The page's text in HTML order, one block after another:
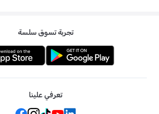
تجربة تسوق سلسة
تعرفي علينا